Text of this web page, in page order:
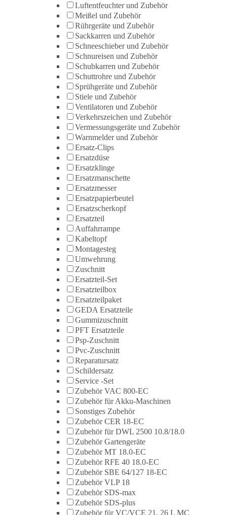
Luftentfeuchter und Zubehör
Meißel und Zubehör
Rührgeräte und Zubehör
Sackkarren und Zubehör
Schneeschieber und Zubehör
Schnureisen und Zubehör
Schubkarren und Zubehör
Schuttrohre und Zubehör
Sprühgeräte und Zubehör
Stiele und Zubehör
Ventilatoren und Zubehör
Verkehrszeichen und Zubehör
Vermessungsgeräte und Zubehör
Warnmelder und Zubehör
Ersatz-Clips
Ersatzdüse
Ersatzklinge
Ersatzmanschette
Ersatzmesser
Ersatzpapierbeutel
Ersatzscherkopf
Ersatzteil
Auffahrrampe
Kabeltopf
Montagesteg
Umwehrung
Zuschnitt
Ersatzteil-Set
Ersatzteilbox
Ersatzteilpaket
GEDA Ersatzteile
Gummizuschnitt
PFT Ersatzteile
Psp-Zuschnitt
Pvc-Zuschnitt
Reparatursatz
Schildersatz
Service -Set
Zubehör VAC 800-EC
Zubehör für Akku-Maschinen
Sonstiges Zubehör
Zubehör CER 18-EC
Zubehör für DWL 2500 10.8/18.0
Zubehör Gartengeräte
Zubehör MT 18.0-EC
Zubehör RFE 40 18.0-EC
Zubehör SBE 64/127 18-EC
Zubehör VLP 18
Zubehör SDS-max
Zubehör SDS-plus
Zubehör für VC/VCE 21, 26 L MC